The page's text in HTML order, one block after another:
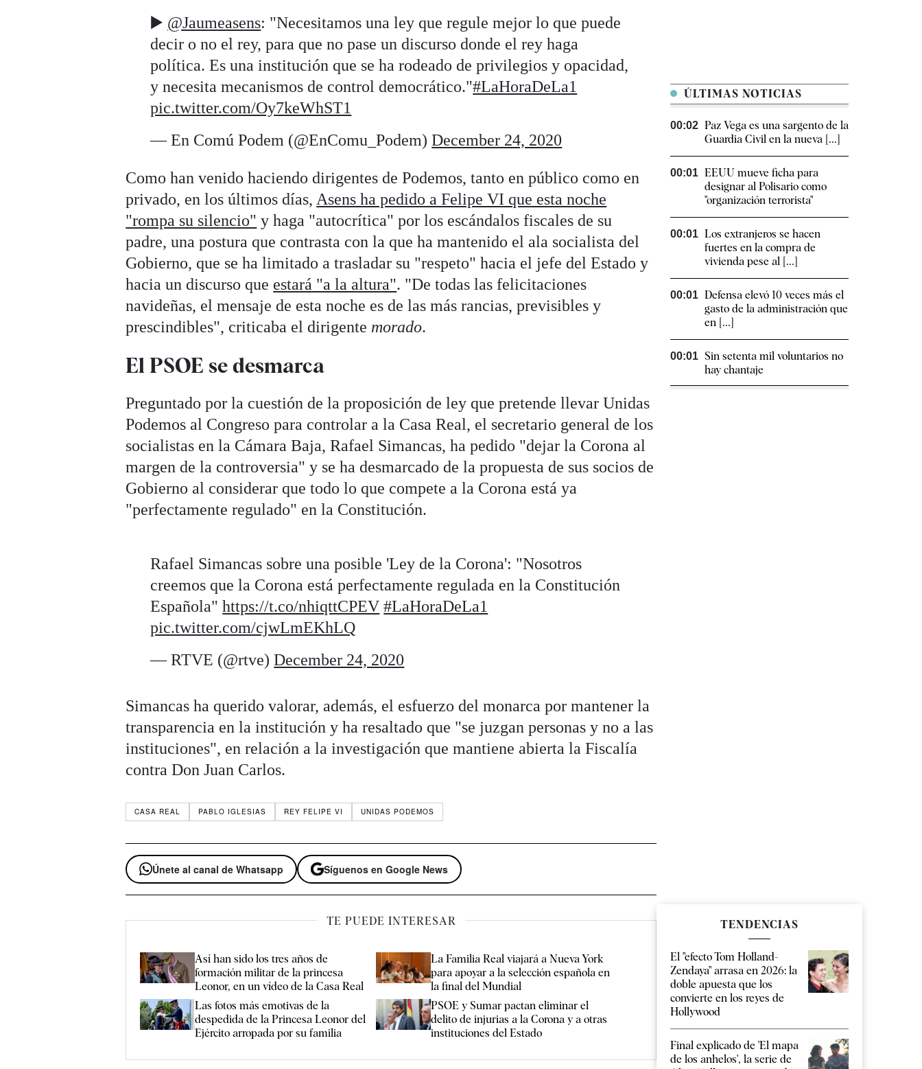
▶️ @Jaumeasens: "Necesitamos una ley que regule mejor lo que puede
decir o no el rey, para que no pase un discurso donde el rey haga
política. Es una institución que se ha rodeado de privilegios y opacidad,
y necesita mecanismos de control democrático."#LaHoraDeLa1
pic.twitter.com/Oy7keWhST1
— En Comú Podem (@EnComu_Podem)December 24, 2020
Como han venido haciendo dirigentes de Podemos, tanto en público como en
privado, en los últimos días,Asens ha pedido a Felipe VI que esta noche
"rompa su silencio" y haga "autocrítica" por los escándalos fiscales de su
padre, una postura que contrasta con la que ha mantenido el ala socialista del
Gobierno, que se ha limitado a trasladar su "respeto" hacia el jefe del Estado y
hacia un discurso que estará "a la altura". "De todas las felicitaciones
navideñas, el mensaje de esta noche es de las más rancias, previsibles y
prescindibles", criticaba el dirigente morado.
El PSOE se desmarca
Preguntado por la cuestión de la proposición de ley que pretende llevar Unidas
Podemos al Congreso para controlar a la Casa Real, el secretario general de los
socialistas en la Cámara Baja, Rafael Simancas, ha pedido "dejar la Corona al
margen de la controversia" y se ha desmarcado de la propuesta de sus socios de
Gobierno al considerar que todo lo que compete a la Corona está ya
"perfectamente regulado" en la Constitución.
Rafael Simancas sobre una posible 'Ley de la Corona': "Nosotros
creemos que la Corona está perfectamente regulada en la Constitución
Española"https://t.co/nhiqttCPEV #LaHoraDeLa1
pic.twitter.com/cjwLmEKhLQ
— RTVE (@rtve)December 24, 2020
Simancas ha querido valorar, además, el esfuerzo del monarca por mantener la
transparencia en la institución y ha resaltado que "se juzgan personas y no a las
instituciones", en relación a la investigación que mantiene abierta la Fiscalía
contra Don Juan Carlos.
CASA REAL PABLO IGLESIAS REY FELIPE VI UNIDAS PODEMOS
Únete al canal de Whatsapp Síguenos en Google News
TE PUEDE INTERESAR
Así han sido los tres años de
formación militar de la princesa
Leonor, en un vídeo de la Casa Real
La Familia Real viajará a Nueva York
para apoyar a la selección española en
la final del Mundial
Las fotos más emotivas de la
despedida de la Princesa Leonor del
Ejército arropada por su familia
PSOE y Sumar pactan eliminar el
delito de injurias a la Corona y a otras
instituciones del Estado
ÚLTIMAS NOTICIAS
00:02 Paz Vega es una sargento de la
Guardia Civil en la nueva [...]
00:01 EEUU mueve ficha para
designar al Polisario como
"organización terrorista"
00:01 Los extranjeros se hacen
fuertes en la compra de
vivienda pese al [...]
00:01 Defensa elevó 10 veces más el
gasto de la administración que
en [...]
00:01 Sin setenta mil voluntarios no
hay chantaje
TENDENCIAS
El "efecto Tom Holland-
Zendaya" arrasa en 2026: la
doble apuesta que los
convierte en los reyes de
Hollywood
Final explicado de 'El mapa
de los anhelos', la serie de